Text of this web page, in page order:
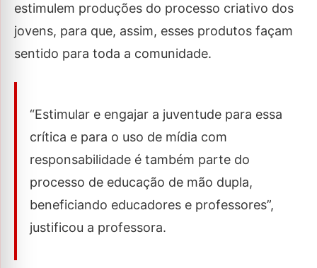
estimulem produções do processo criativo dos
jovens, para que, assim, esses produtos façam
sentido para toda a comunidade.
“Estimular e engajar a juventude para essa
crítica e para o uso de mídia com
responsabilidade é também parte do
processo de educação de mão dupla,
beneficiando educadores e professores”,
justificou a professora.